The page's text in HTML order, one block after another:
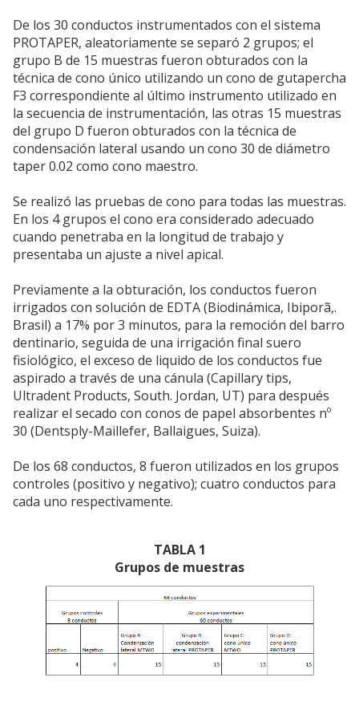
De los 30 conductos instrumentados con el sistema
PROTAPER, aleatoriamente se separó 2 grupos; el
grupo B de 15 muestras fueron obturados con la
técnica de cono único utilizando un cono de gutapercha
F3 correspondiente al último instrumento utilizado en
la secuencia de instrumentación, las otras 15 muestras
del grupo D fueron obturados con la técnica de
condensación lateral usando un cono 30 de diámetro
taper 0.02 como cono maestro.
Se realizó las pruebas de cono para todas las muestras.
En los 4 grupos el cono era considerado adecuado
cuando penetraba en la longitud de trabajo y
presentaba un ajuste a nivel apical.
Previamente a la obturación, los conductos fueron
irrigados con solución de EDTA (Biodinámica, Ibiporã,.
Brasil) a 17% por 3 minutos, para la remoción del barro
dentinario, seguida de una irrigación final suero
fisiológico, el exceso de liquido de los conductos fue
aspirado a través de una cánula (Capillary tips,
Ultradent Products, South. Jordan, UT) para después
realizar el secado con conos de papel absorbentes nº
30 (Dentsply-Maillefer, Ballaigues, Suiza).
De los 68 conductos, 8 fueron utilizados en los grupos
controles (positivo y negativo); cuatro conductos para
cada uno respectivamente.
TABLA 1
Grupos de muestras